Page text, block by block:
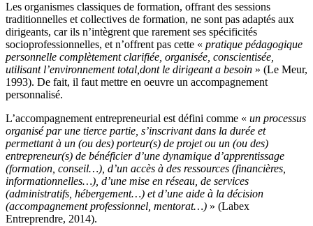
Les organismes classiques de formation, offrant des sessions
traditionnelles et collectives de formation, ne sont pas adaptés aux
dirigeants, car ils n’intègrent que rarement ses spécificités
socioprofessionnelles, et n’offrent pas cette « pratique pédagogique
personnelle complètement clarifiée, organisée, conscientisée,
utilisant l’environnement total,dont le dirigeant a besoin » (Le Meur,
1993). De fait, il faut mettre en oeuvre un accompagnement
personnalisé.
L’accompagnement entrepreneurial est défini comme « un processus
organisé par une tierce partie, s’inscrivant dans la durée et
permettant à un (ou des) porteur(s) de projet ou un (ou des)
entrepreneur(s) de bénéficier d’une dynamique d’apprentissage
(formation, conseil…), d’un accès à des ressources (financières,
informationnelles…), d’une mise en réseau, de services
(administratifs, hébergement…) et d’une aide à la décision
(accompagnement professionnel, mentorat…) » (Labex
Entreprendre, 2014).